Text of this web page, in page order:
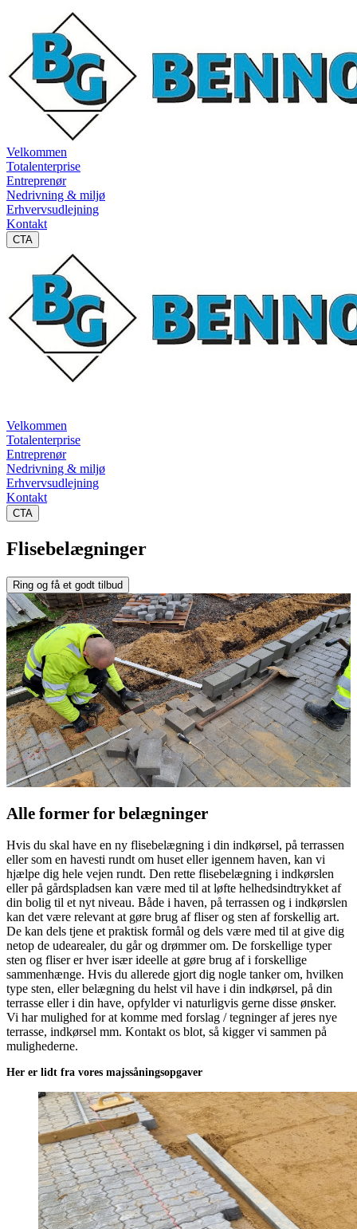
Velkommen
Totalenterprise
Entreprenør
Nedrivning & miljø
Erhvervsudlejning
Kontakt
CTA
Velkommen
Totalenterprise
Entreprenør
Nedrivning & miljø
Erhvervsudlejning
Kontakt
CTA
Flisebelægninger
Ring og få et godt tilbud
Alle former for belægninger
​Hvis du skal have en ny flisebelægning i din indkørsel, på terrassen
eller som en havesti rundt om huset eller igennem haven, kan vi
hjælpe dig hele vejen rundt. Den rette flisebelægning i indkørslen
eller på gårdspladsen kan være med til at løfte helhedsindtrykket af
din bolig til et nyt niveau. Både i haven, på terrassen og i indkørslen
kan det være relevant at gøre brug af fliser og sten af forskellig art.
De kan dels tjene et praktisk formål og dels være med til at give dig
netop de udearealer, du går og drømmer om. De forskellige typer
sten og fliser er hver især ideelle at gøre brug af i forskellige
sammenhænge. Hvis du allerede gjort dig nogle tanker om, hvilken
type sten, eller belægning du helst vil have i din indkørsel, på din
terrasse eller i din have, opfylder vi naturligvis gerne disse ønsker.
Vi har mulighed for at komme med forslag / tegninger af jeres nye
terrasse, indkørsel mm. Kontakt os blot, så kigger vi sammen på
mulighederne.
Her er lidt fra vores majssåningsopgaver